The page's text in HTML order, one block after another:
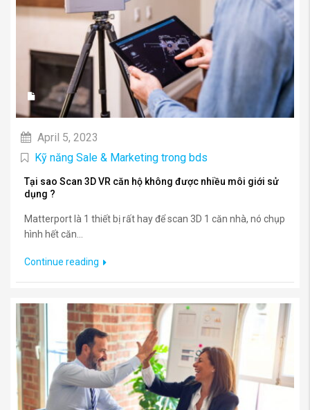
April 5, 2023
Kỹ năng Sale & Marketing trong bds
Tại sao Scan 3D VR căn hộ không được nhiều môi giới sử
dụng ?
Matterport là 1 thiết bị rất hay để scan 3D 1 căn nhà, nó chụp
hình hết căn...
Continue reading